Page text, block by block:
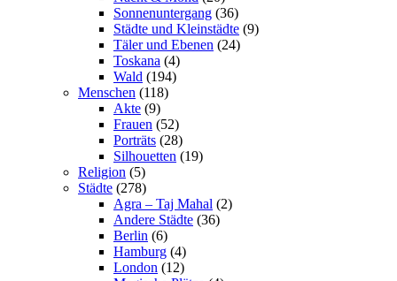
Sonnenuntergang (36)
Städte und Kleinstädte (9)
Täler und Ebenen (24)
Toskana (4)
Wald (194)
Menschen (118)
Akte (9)
Frauen (52)
Porträts (28)
Silhouetten (19)
Religion (5)
Städte (278)
Agra – Taj Mahal (2)
Andere Städte (36)
Berlin (6)
Hamburg (4)
London (12)